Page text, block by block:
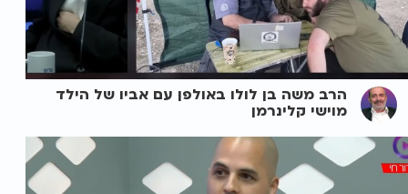
הרב משה בן לולו באולפן עם אביו של הילד
מוישי קלינרמן